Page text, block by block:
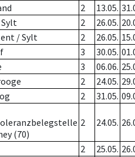
2 13.05.
2 26.05.
/ Sylt 2 26.05.
3 30.05.
3 06.06.
2 24.05.
2 31.05.
(70)
2 24.05.
2 25.05.